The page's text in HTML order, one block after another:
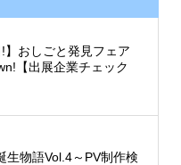
!】おしごと発見フェア
【出展企業チェック
生物語Vol.4～PV制作検